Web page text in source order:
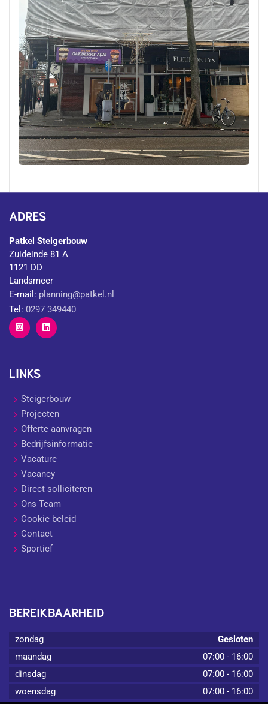
ADRES
Patkel Steigerbouw
Zuideinde 81 A
1121 DD
Landsmeer
E-mail: planning@patkel.nl
Tel: 0297 349440
LINKS
Steigerbouw
Projecten
Offerte aanvragen
Bedrijfsinformatie
Vacature
Vacancy
Direct solliciteren
Ons Team
Cookie beleid
Contact
Sportief
BEREIKBAARHEID
zondag
Gesloten
maandag
07:00 - 16:00
dinsdag
07:00 - 16:00
woensdag
07:00 - 16:00